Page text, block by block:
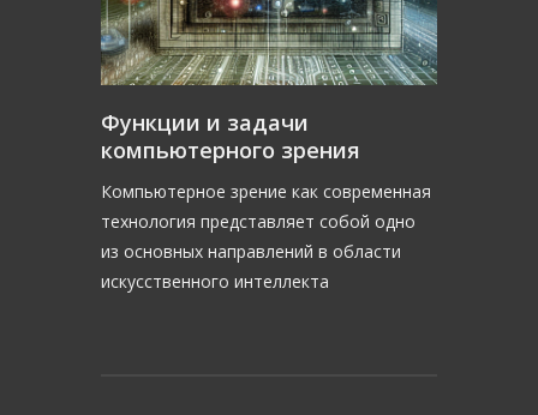
Функции и задачи
компьютерного зрения
Компьютерное зрение как современная
технология представляет собой одно
из основных направлений в области
искусственного интеллекта